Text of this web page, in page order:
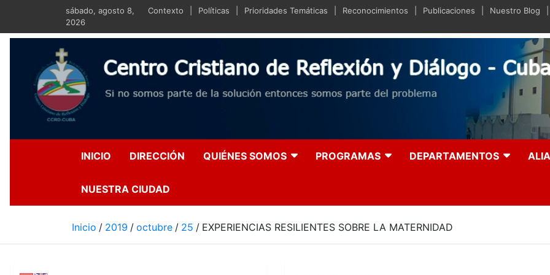
contenido
sábado, agosto 8,
2026
Contexto Políticas Prioridades Temáticas Reconocimientos Publicaciones Nuestro Blog
Centro Cristiano de Reflexión y
Si no somos parte de la solución entonces somos parte del problema
INICIO DIRECCIÓN QUIÉNES SOMOS PROGRAMAS DEPARTAMENTOS
NUESTRA CIUDAD
Inicio 2019 octubre 25 EXPERIENCIAS RESILIENTES SOBRE LA MATERNIDAD